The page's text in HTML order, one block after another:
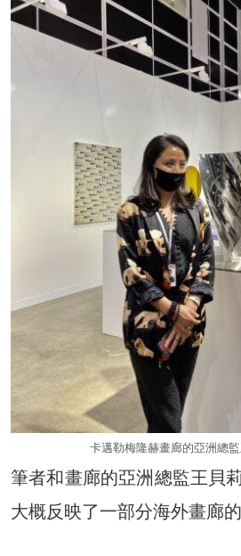
卡邁勒梅隆赫畫廊的亞洲總監
筆者和畫廊的亞洲總監王貝
大概反映了一部分海外畫廊